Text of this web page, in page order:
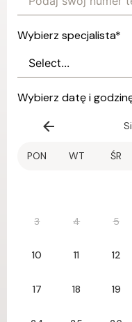
Wybierz specjalista*
Wybierz datę i
PON WT ŚR
3 4 5
10 11 12
17 18 19